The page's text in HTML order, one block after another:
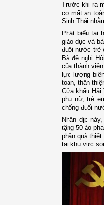
Trước khi ra
cơ mất an
Sinh Thái
Phát biểu tại
giáo dục và
đuối nước trẻ
Bàđề nghị
của thành
lực lượng
toàn, thân
Cửa khẩu Hải
phụ nữ, trẻ
chống đuối
Nhân dịp
tặng 50 áo
phần quà
tại khu vực